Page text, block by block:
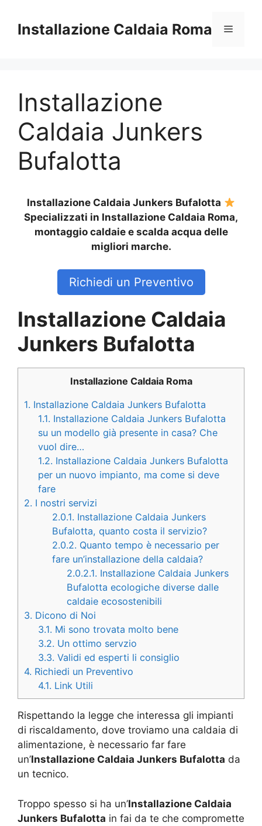
contenuto
Installazione Caldaia Roma Menu
Installazione
Caldaia Junkers
Bufalotta
Installazione Caldaia Junkers Bufalotta
Specializzati in Installazione Caldaia Roma,
montaggio caldaie e scalda acqua delle
migliori marche.
Richiedi un Preventivo
Installazione Caldaia
Junkers Bufalotta
Installazione Caldaia Roma
1. Installazione Caldaia Junkers Bufalotta
1.1. Installazione Caldaia Junkers Bufalotta
su un modello già presente in casa? Che
vuol dire…
1.2. Installazione Caldaia Junkers Bufalotta
per un nuovo impianto, ma come si deve
fare
2. I nostri servizi
2.0.1. Installazione Caldaia Junkers
Bufalotta, quanto costa il servizio?
2.0.2. Quanto tempo è necessario per
fare un’installazione della caldaia?
2.0.2.1. Installazione Caldaia Junkers
Bufalotta ecologiche diverse dalle
caldaie ecosostenibili
3. Dicono di Noi
3.1. Mi sono trovata molto bene
3.2. Un ottimo servzio
3.3. Validi ed esperti li consiglio
4. Richiedi un Preventivo
4.1. Link Utili
Rispettando la legge che interessa gli impianti
di riscaldamento, dove troviamo una caldaia di
alimentazione, è necessario far fare
un’Installazione Caldaia Junkers Bufalotta da
un tecnico.
Troppo spesso si ha un’Installazione Caldaia
Junkers Bufalotta in fai da te che compromette